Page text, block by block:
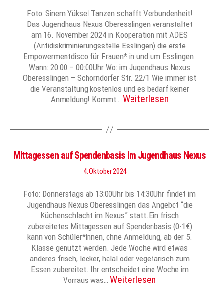
Foto: Sinem Yüksel Tanzen schafft Verbundenheit!
Das Jugendhaus Nexus Oberesslingen veranstaltet
am 16. November 2024 in Kooperation mit ADES
(Antidiskriminierungsstelle Esslingen) die erste
Empowermentdisco für Frauen* in und um Esslingen.
Wann: 20:00 – 00:00Uhr Wo: im Jugendhaus Nexus
Oberesslingen – Schorndorfer Str. 22/1 Wie immer ist
die Veranstaltung kostenlos und es bedarf keiner
Anmeldung! Kommt… Weiterlesen
Mittagessen auf Spendenbasis im Jugendhaus Nexus
4. Oktober 2024
Foto: Donnerstags ab 13:00Uhr bis 14:30Uhr findet im
Jugendhaus Nexus Oberesslingen das Angebot “die
Küchenschlacht im Nexus” statt.Ein frisch
zubereitetes Mittagessen auf Spendenbasis (0-1€)
kann von Schüler*innen, ohne Anmeldung, ab der 5.
Klasse genutzt werden. Jede Woche wird etwas
anderes frisch, lecker, halal oder vegetarisch zum
Essen zubereitet. Ihr entscheidet eine Woche im
Vorraus was… Weiterlesen